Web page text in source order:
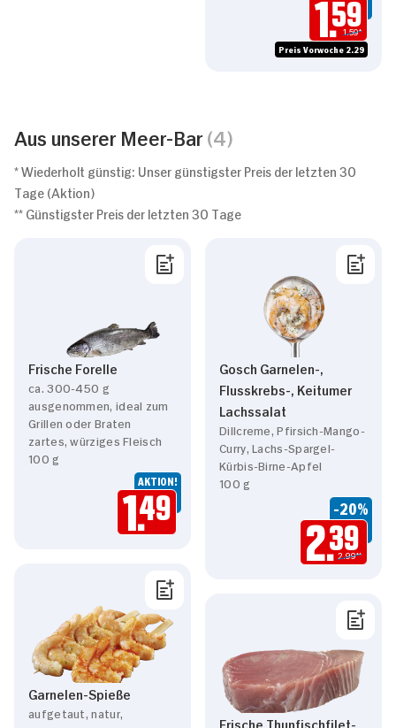
1.59
1.59*
Preis Vorwoche 2.29
Aus unserer Meer-Bar(4)
* Wiederholt günstig: Unser günstigster Preis der letzten 30
Tage (Aktion)
** Günstigster Preis der letzten 30 Tage
Frische Forelle
ca. 300-450 g
ausgenommen, ideal zum
Grillen oder Braten
zartes, würziges Fleisch
100 g
AKTION!
1.49
Gosch Garnelen-,
Flusskrebs-, Keitumer
Lachssalat
Dillcreme, Pfirsich-Mango-
Curry, Lachs-Spargel-
Kürbis-Birne-Apfel
100 g
-20%
2.39
2.99**
Garnelen-Spieße
aufgetaut, natur,
Frische Thunfischfilet-